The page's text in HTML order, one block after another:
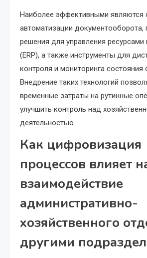
Наиболее эффективными являются
автоматизации документооборота,
решения для управления ресурсами
(ERP), а также инструменты для
контроля и мониторинга состояния
Внедрение таких технологий
временные затраты на рутинные
улучшить контроль над
деятельностью.
Как цифровизация
процессов влияет
взаимодействие
административно-
хозяйственного
другими